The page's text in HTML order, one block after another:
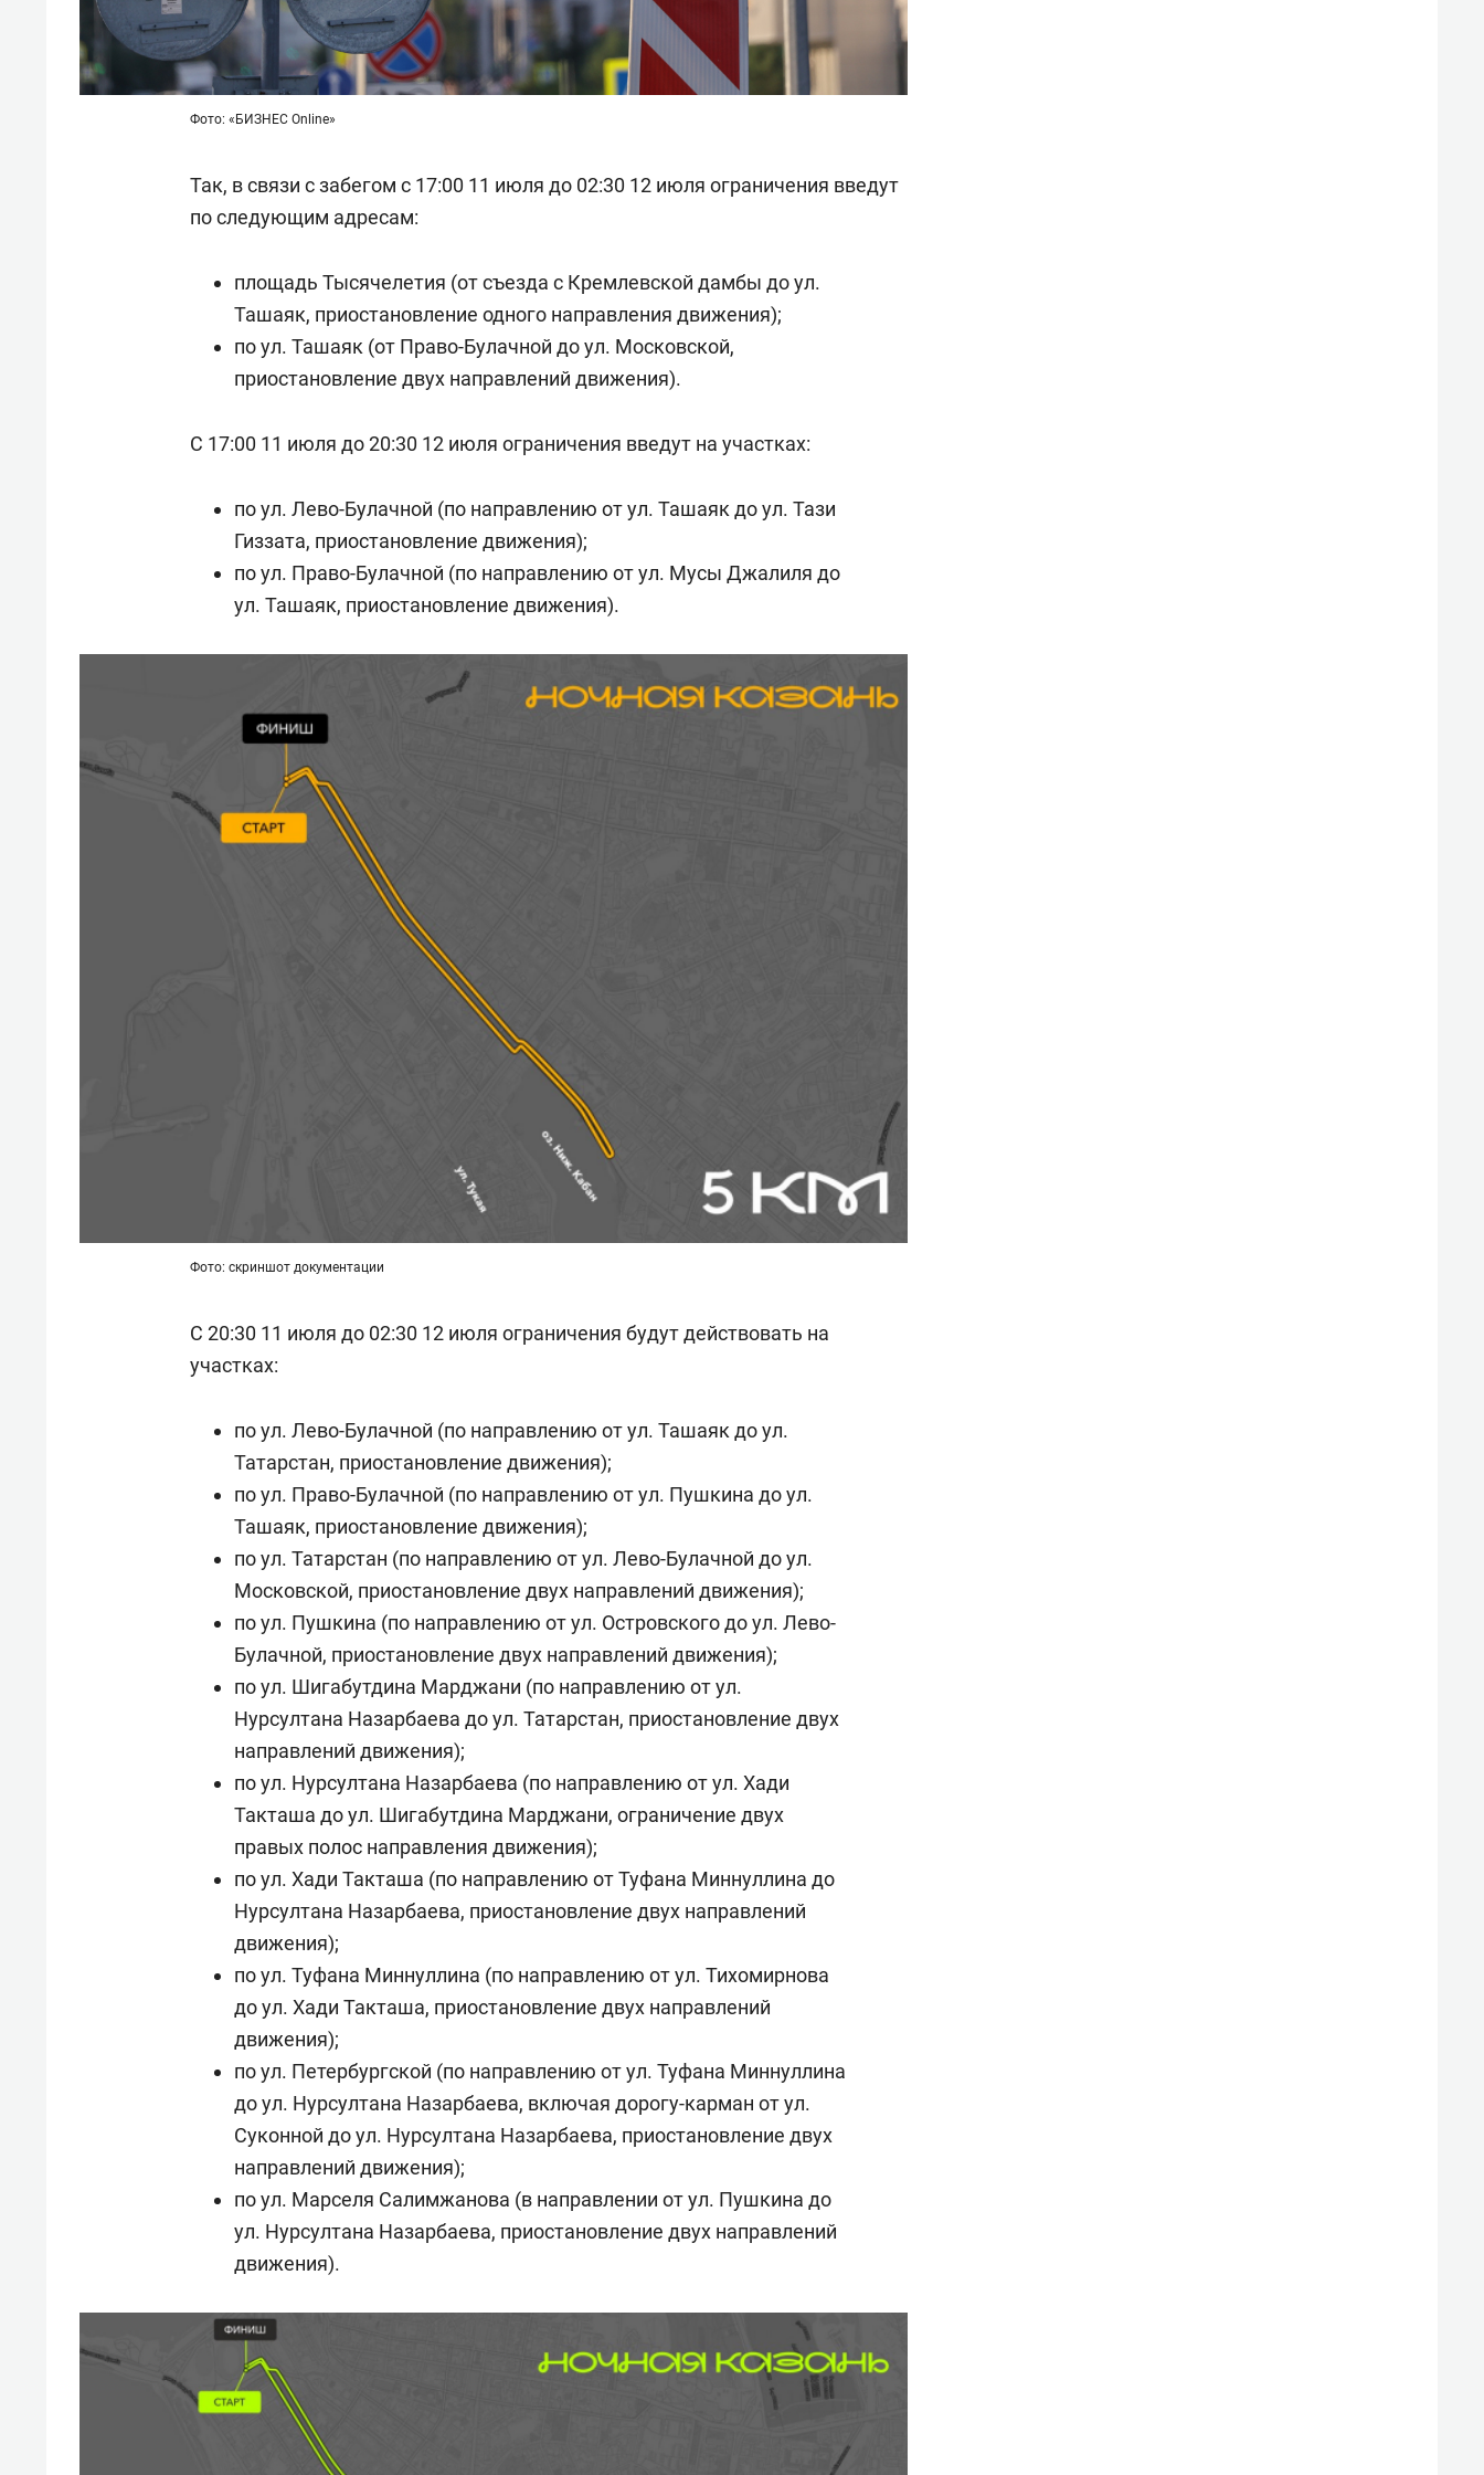
Фото: «БИЗНЕС Online»
Так, в связи с забегом с 17:00 11 июля до 02:30 12 июля ограничения введут
по следующим адресам:
площадь Тысячелетия (от съезда с Кремлевской дамбы до ул.
Ташаяк, приостановление одного направления движения);
по ул. Ташаяк (от Право-Булачной до ул. Московской,
приостановление двух направлений движения).
С 17:00 11 июля до 20:30 12 июля ограничения введут на участках:
по ул. Лево-Булачной (по направлению от ул. Ташаяк до ул. Тази
Гиззата, приостановление движения);
по ул. Право-Булачной (по направлению от ул. Мусы Джалиля до
ул. Ташаяк, приостановление движения).
Фото: скриншот документации
С 20:30 11 июля до 02:30 12 июля ограничения будут действовать на
участках:
по ул. Лево-Булачной (по направлению от ул. Ташаяк до ул.
Татарстан, приостановление движения);
по ул. Право-Булачной (по направлению от ул. Пушкина до ул.
Ташаяк, приостановление движения);
по ул. Татарстан (по направлению от ул. Лево-Булачной до ул.
Московской, приостановление двух направлений движения);
по ул. Пушкина (по направлению от ул. Островского до ул. Лево-
Булачной, приостановление двух направлений движения);
по ул. Шигабутдина Марджани (по направлению от ул.
Нурсултана Назарбаева до ул. Татарстан, приостановление двух
направлений движения);
по ул. Нурсултана Назарбаева (по направлению от ул. Хади
Такташа до ул. Шигабутдина Марджани, ограничение двух
правых полос направления движения);
по ул. Хади Такташа (по направлению от Туфана Миннуллина до
Нурсултана Назарбаева, приостановление двух направлений
движения);
по ул. Туфана Миннуллина (по направлению от ул. Тихомирнова
до ул. Хади Такташа, приостановление двух направлений
движения);
по ул. Петербургской (по направлению от ул. Туфана Миннуллина
до ул. Нурсултана Назарбаева, включая дорогу-карман от ул.
Суконной до ул. Нурсултана Назарбаева, приостановление двух
направлений движения);
по ул. Марселя Салимжанова (в направлении от ул. Пушкина до
ул. Нурсултана Назарбаева, приостановление двух направлений
движения).